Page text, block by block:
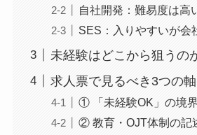
自社開発：難易度は高
SES：入りやすいが会
未経験はどこから狙うの
求人票で見るべき3つの軸
① 「未経験OK」の境
② 教育・OJT体制の記